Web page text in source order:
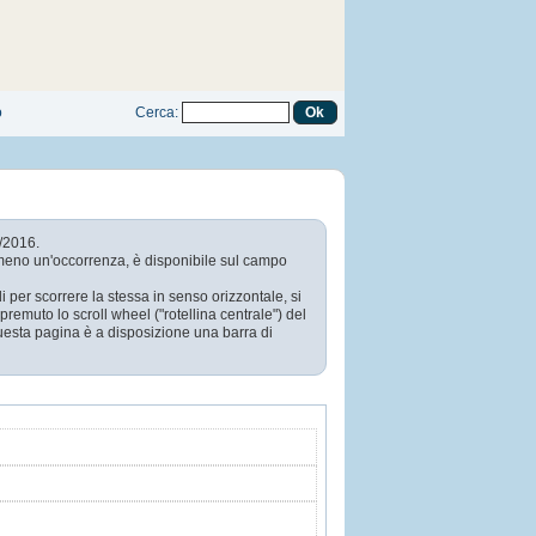
Cerca:
un'occorrenza, è disponibile sul campo
scorrere la stessa in senso orizzontale, si
lo scroll wheel ("rotellina centrale") del
pagina è a disposizione una barra di